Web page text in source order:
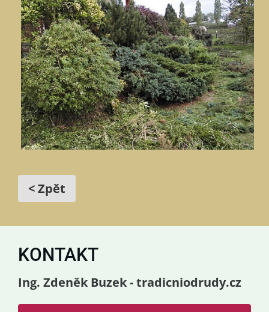
< Zpět
KONTAKT
Ing. Zdeněk Buzek - tradicniodrudy.cz